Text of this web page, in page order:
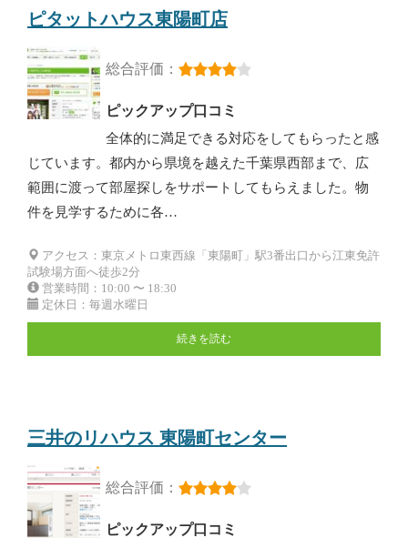
ピタットハウス東陽町店
総合評価：
ピックアップ口コミ
全体的に満足できる対応をしてもらったと感
じています。都内から県境を越えた千葉県西部まで、広
範囲に渡って部屋探しをサポートしてもらえました。物
件を見学するために各…
アクセス：東京メトロ東西線「東陽町」駅3番出口から江東免許
試験場方面へ徒歩2分
営業時間：10:00 〜 18:30
定休日：毎週水曜日
続きを読む
三井のリハウス 東陽町センター
総合評価：
ピックアップ口コミ